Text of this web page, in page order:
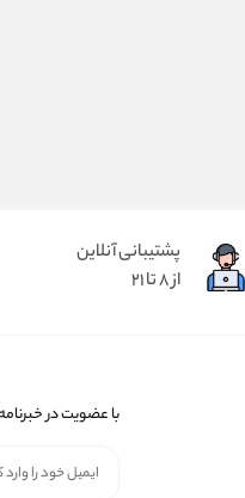
پشتیبانی آنلاین
از 8 تا 21
با عضویت در